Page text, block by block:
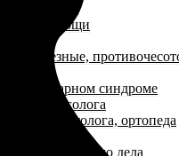
помощи
коронарном синдроме
аллерголога
травматолога, ортопеда
терапевта
сестринского дела